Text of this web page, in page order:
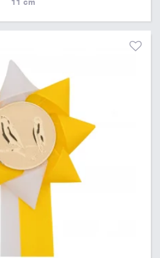
11 cm